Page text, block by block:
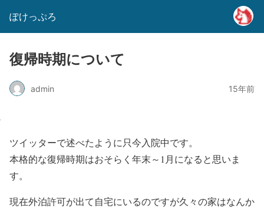
ぽけっぷろ
復帰時期について
admin 15年前
ツイッターで述べたように只今入院中です。
本格的な復帰時期はおそらく年末～1月になると思いま
す。
現在外泊許可が出て自宅にいるのですが久々の家はなんか